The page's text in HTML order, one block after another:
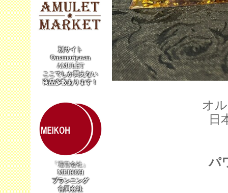
別サイト
Omamoriyasan
AMULET
ここでしか買えない
商品多数あります！
「運営会社」
MEIKOH
プランニング
合同会社
オ
日
パ